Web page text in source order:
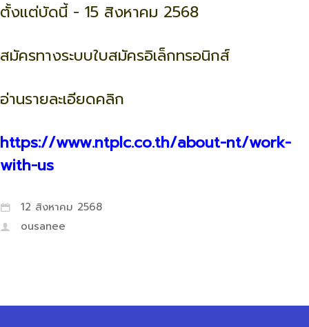
ตั้งแต่บัดนี้ - 15 สิงหาคม 2568
สมัครทางระบบใบสมัครอิเล็กทรอนิกส์
อ่านรายละเอียดคลิก
https://www.ntplc.co.th/about-nt/work-
with-us
12 สิงหาคม 2568
ousanee